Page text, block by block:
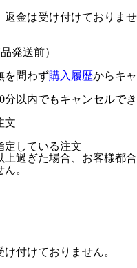
金は受け付けておりませ
発送前）
を問わず購入履歴からキャ
以内でもキャンセルでき
文
定している注文
上過ぎた場合、お客様都合
。
付けておりません。